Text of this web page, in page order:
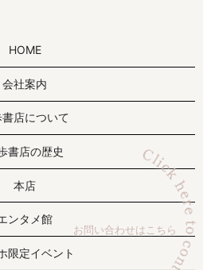
お問い合わせはこちら
HOME
会社案内
店について
書店の歴史
本店
ンタメ館
限定イベント